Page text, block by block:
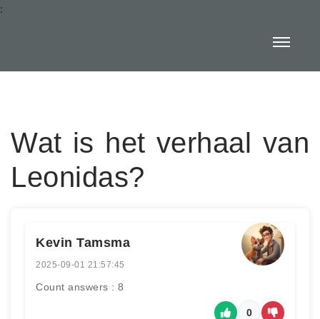
:
Wat is het verhaal van
Leonidas?
Kevin Tamsma
2025-09-01 21:57:45
Count answers : 8
0